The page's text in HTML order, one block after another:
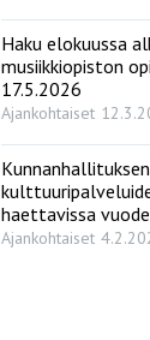
Haku elokuussa
musiikkiopiston
17.5.2026
Ajankohtaiset
haettavissa
Ajankohtaiset